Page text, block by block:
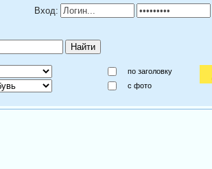
Вход:
по заголовку
c фото